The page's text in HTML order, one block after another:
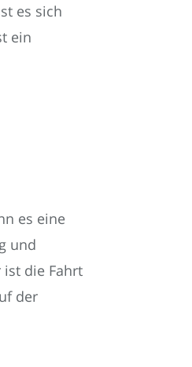
es sich
ein
es eine
und
die Fahrt
der